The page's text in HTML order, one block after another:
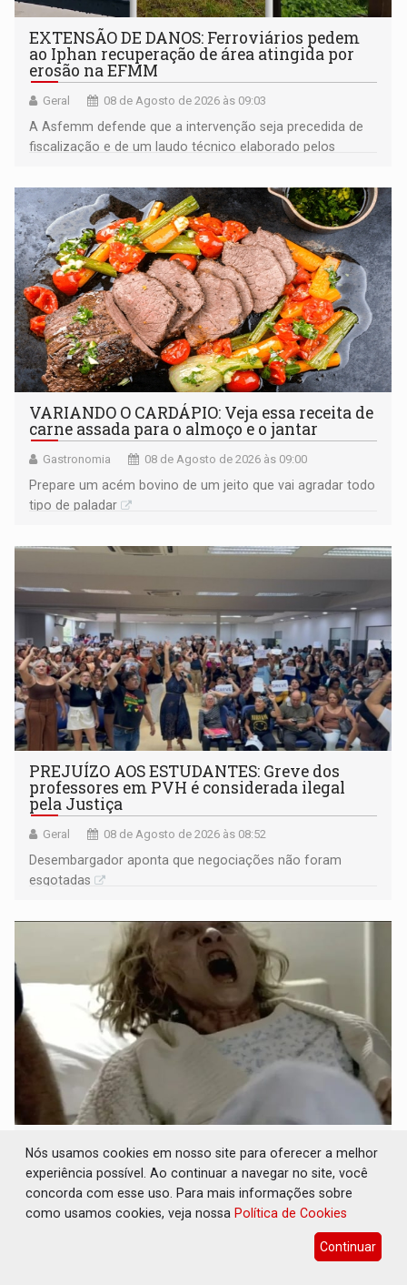
EXTENSÃO DE DANOS: Ferroviários pedem
ao Iphan recuperação de área atingida por
erosão na EFMM
Geral 08 de Agosto de 2026 às 09:03
A Asfemm defende que a intervenção seja precedida de
fiscalização e de um laudo técnico elaborado pelos
VARIANDO O CARDÁPIO: Veja essa receita de
carne assada para o almoço e o jantar
Gastronomia 08 de Agosto de 2026 às 09:00
Prepare um acém bovino de um jeito que vai agradar todo
tipo de paladar
PREJUÍZO AOS ESTUDANTES: Greve dos
professores em PVH é considerada ilegal
pela Justiça
Geral 08 de Agosto de 2026 às 08:52
Desembargador aponta que negociações não foram
esgotadas
POSSESSÃO DE DEBORAH LOGAN: Terror
mistura mistério e filmagens quase reais –
Por Marcos Souza
Cultura 08 de Agosto de 2026 às 08:30
Filme foi produzido pelo diretor principal da saga dos X
Nós usamos cookies em nosso site para oferecer a melhor
experiência possível. Ao continuar a navegar no site, você
concorda com esse uso. Para mais informações sobre
como usamos cookies, veja nossa Política de Cookies
Continuar